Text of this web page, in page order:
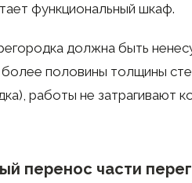
функциональный шкаф.
должна быть
половины толщины
работы не затрагивают
перенос части